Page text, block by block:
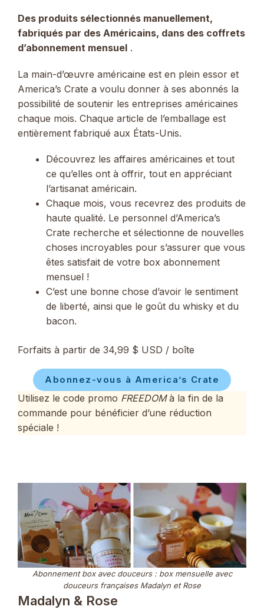
Des produits sélectionnés manuellement,
fabriqués par des Américains, dans des coffrets
d’abonnement mensuel .
La main-d’œuvre américaine est en plein essor et
America’s Crate a voulu donner à ses abonnés la
possibilité de soutenir les entreprises américaines
chaque mois. Chaque article de l’emballage est
entièrement fabriqué aux États-Unis.
Découvrez les affaires américaines et tout
ce qu’elles ont à offrir, tout en appréciant
l’artisanat américain.
Chaque mois, vous recevrez des produits de
haute qualité. Le personnel d’America’s
Crate recherche et sélectionne de nouvelles
choses incroyables pour s’assurer que vous
êtes satisfait de votre box abonnement
mensuel !
C’est une bonne chose d’avoir le sentiment
de liberté, ainsi que le goût du whisky et du
bacon.
Forfaits à partir de 34,99 $ USD / boîte
Abonnez-vous à America’s Crate
Utilisez le code promo FREEDOMà la fin de la
commande pour bénéficier d’une réduction
spéciale !
Abonnement box avec douceurs : box mensuelle avec
douceurs françaises Madalyn et Rose
Madalyn & Rose